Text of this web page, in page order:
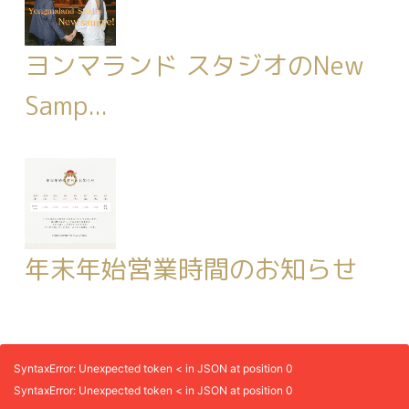
ヨンマランド スタジオのNew
Samp...
年末年始営業時間のお知らせ
SyntaxError: Unexpected token < in JSON at position 0
SyntaxError: Unexpected token < in JSON at position 0